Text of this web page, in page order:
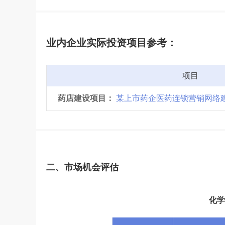
业内企业实际投资项目参考：
项目
药店建设项目： 某上市药企医药连锁营销网络
二、市场机会评估
化